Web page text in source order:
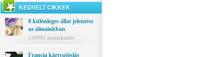
KEDVELT CIKKEK
8 különleges állat jelentése
az álmainkban
134992 megtekintés
Francia kártyajóslás